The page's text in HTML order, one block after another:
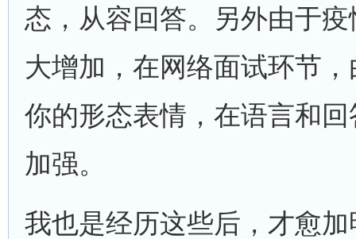
态，从容回答。另外由于
大增加，在网络面试环节
你的形态表情，在语言和
加强。
我也是经历这些后，才愈